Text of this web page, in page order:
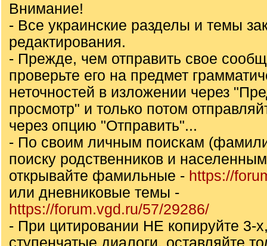
Внимание!
- Все украинские разделы и темы
редактирования.
- Прежде, чем отправить свое
проверьте его на предмет
неточностей в изложении через
просмотр" и только потом
через опцию "Отправить"...
- По своим личным поискам
поиску родственников и
открывайте фамильные - https://
или дневниковые темы -
https://forum.vgd.ru/57/29286/
- При цитировании НЕ копируйте 3-
ступенчатые диалоги, оставляйте